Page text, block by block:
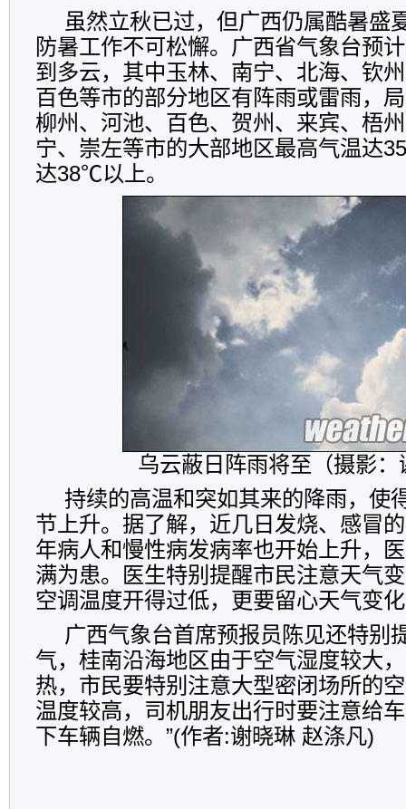
虽然立秋已过，但广西仍属酷暑盛
防暑工作不可松懈。广西省气象台预
到多云，其中玉林、南宁、北海、钦
百色等市的部分地区有阵雨或雷雨，
柳州、河池、百色、贺州、来宾、梧
宁、崇左等市的大部地区最高气温达
达38℃以上。
乌云蔽日阵雨将至（摄影：
持续的高温和突如其来的降雨，使
节上升。据了解，近几日发烧、感冒
年病人和慢性病发病率也开始上升，
满为患。医生特别提醒市民注意天气
空调温度开得过低，更要留心天气变
广西气象台首席预报员陈见还特别
气，桂南沿海地区由于空气湿度较大
热，市民要特别注意大型密闭场所的
温度较高，司机朋友出行时要注意给
下车辆自燃。”(作者:谢晓琳 赵涤凡)